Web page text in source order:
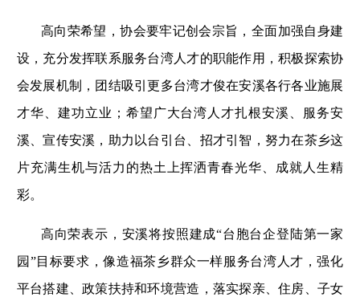
高向荣希望，协会要牢记创会宗旨，全面加强自身建
设，充分发挥联系服务台湾人才的职能作用，积极探索协
会发展机制，团结吸引更多台湾才俊在安溪各行各业施展
才华、建功立业；希望广大台湾人才扎根安溪、服务安
溪、宣传安溪，助力以台引台、招才引智，努力在茶乡这
片充满生机与活力的热土上挥洒青春光华、成就人生精
彩。
高向荣表示，安溪将按照建成“台胞台企登陆第一家
园”目标要求，像造福茶乡群众一样服务台湾人才，强化
平台搭建、政策扶持和环境营造，落实探亲、住房、子女